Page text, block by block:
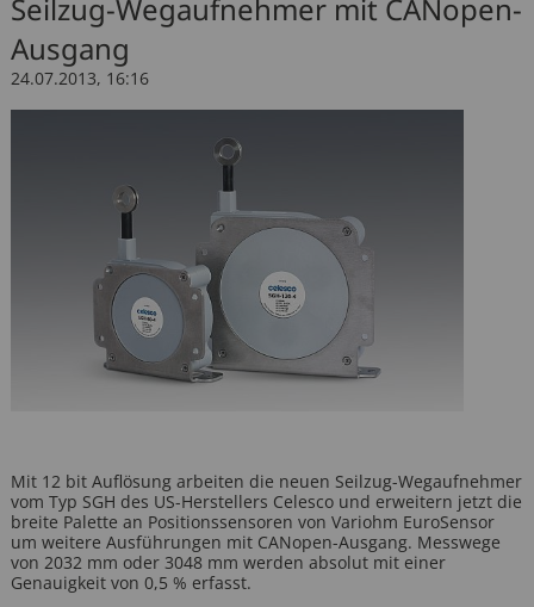
Seilzug-Wegaufnehmer mit CANopen-
Ausgang
24.07.2013, 16:16
Mit 12 bit Auflösung arbeiten die neuen Seilzug-Wegaufnehmer
vom Typ SGH des US-Herstellers Celesco und erweitern jetzt die
breite Palette an Positionssensoren von Variohm EuroSensor
um weitere Ausführungen mit CANopen-Ausgang. Messwege
von 2032 mm oder 3048 mm werden absolut mit einer
Genauigkeit von 0,5 % erfasst.
Sitzverstellung
Funkfernbedienung
Motorendrehzahl
Hydraulikdruck